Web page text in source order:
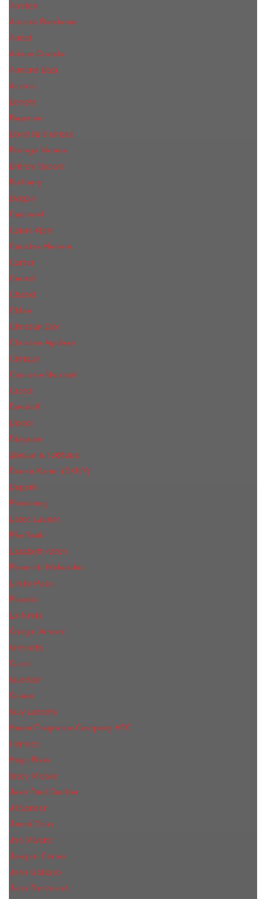
Annifen
Antonio Banderas
Armaf
Ariana Grande
Armand Basi
Azzaro
Benefit
Beyonce
Bond № 9 unisex
Bottega Veneta
Britney Spears
Burberry
Bvlgari
Cacharel
Calvin Klein
Carolina Herrera
Cartier
Cerruti
Сhanеl
Chloe
Christian Dior
Christina Aguilera
Сliniquе
Costume National
Creed
Davidoff
Diesel
Diptyque
Дольче & Габбана
Donna Karan (DKNY)
Dupont
Eisenberg
Еsteе Lаudеr
Elie Saab
Elizabeth Arden
Escentric Molecules
Emilio Pucci
Escada
Ex Nihilo
Giorgio Armani
Givenchy
Gucci
Guerlain
Guess
Guy Laroche
Haute Fragrance Company HFC
Hermes
Hugo Boss
Issey Miyake
Jean Paul Gaultier
Jil Sander
Jimmi Choo
Jое Malоnе
Joaquin Cortes
John Galliano
John Richmond